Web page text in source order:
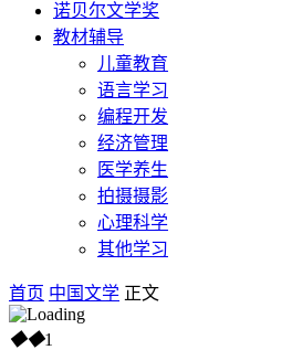
诺贝尔文学奖
教材辅导
儿童教育
语言学习
编程开发
经济管理
医学养生
拍摄摄影
心理科学
其他学习
首页 中国文学 正文
◆◆1